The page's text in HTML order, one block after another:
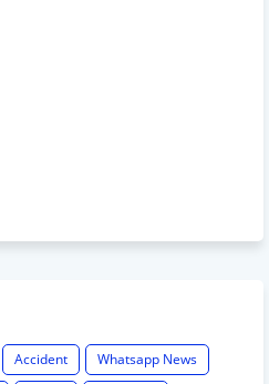
Accident
Whatsapp News